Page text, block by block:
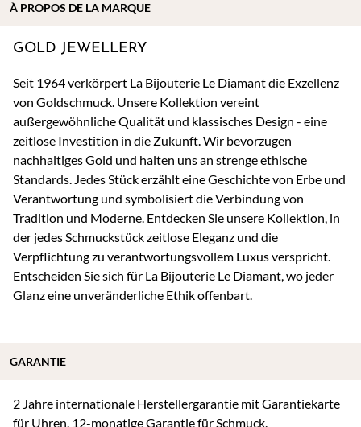
GOLD JEWELLERY
Seit 1964 verkörpert La Bijouterie Le Diamant die Exzellenz
von Goldschmuck. Unsere Kollektion vereint
außergewöhnliche Qualität und klassisches Design - eine
zeitlose Investition in die Zukunft. Wir bevorzugen
nachhaltiges Gold und halten uns an strenge ethische
Standards. Jedes Stück erzählt eine Geschichte von Erbe und
Verantwortung und symbolisiert die Verbindung von
Tradition und Moderne. Entdecken Sie unsere Kollektion, in
der jedes Schmuckstück zeitlose Eleganz und die
Verpflichtung zu verantwortungsvollem Luxus verspricht.
Entscheiden Sie sich für La Bijouterie Le Diamant, wo jeder
Glanz eine unveränderliche Ethik offenbart.
2 Jahre internationale Herstellergarantie mit Garantiekarte
für Uhren. 12-monatige Garantie für Schmuck.
À PROPOS DE LA MARQUE
GARANTIE